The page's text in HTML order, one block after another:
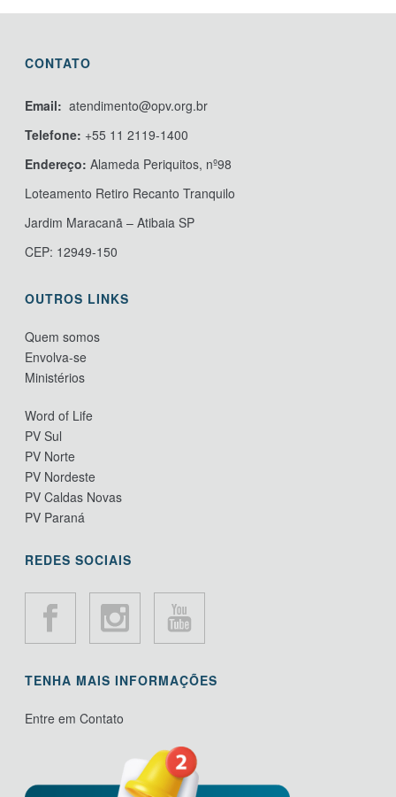
CONTATO
Email: atendimento@opv.org.br
Telefone: +55 11 2119-1400
Endereço:Alameda Periquitos, nº98
Loteamento Retiro Recanto Tranquilo
Jardim Maracanã – Atibaia SP
CEP: 12949-150
OUTROS LINKS
Quem somos
Envolva-se
Ministérios
Word of Life
PV Sul
PV Norte
PV Nordeste
PV Caldas Novas
PV Paraná
REDES SOCIAIS
TENHA MAIS INFORMAÇÕES
Entre em Contato